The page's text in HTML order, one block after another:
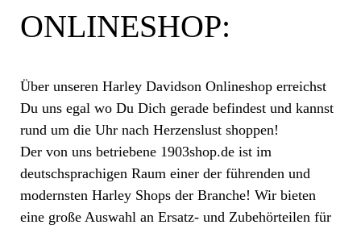
ONLINESHOP:
Über unseren Harley Davidson Onlineshop erreichst
Du uns egal wo Du Dich gerade befindest und kannst
rund um die Uhr nach Herzenslust shoppen!
Der von uns betriebene 1903shop.de ist im
deutschsprachigen Raum einer der führenden und
modernsten Harley Shops der Branche! Wir bieten
eine große Auswahl an Ersatz- und Zubehörteilen für